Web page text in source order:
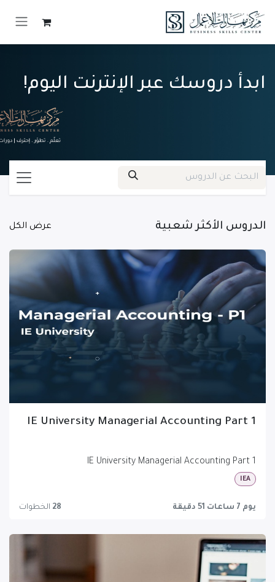
ابدأ دروسك عبر الإنترنت اليوم!
عرض الكل الدروس الأكثر شعبية
IE University Managerial Accounting Part 1
IE University Managerial Accounting Part 1
IEA
يوم 7 ساعات 51 دقيقة 28 الخطوات